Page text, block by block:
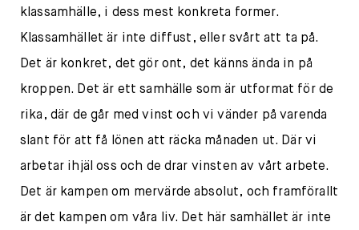
klassamhälle, i dess mest konkreta former.
Klassamhället är inte diffust, eller svårt att ta på.
Det är konkret, det gör ont, det känns ända in på
kroppen. Det är ett samhälle som är utformat för de
rika, där de går med vinst och vi vänder på varenda
slant för att få lönen att räcka månaden ut. Där vi
arbetar ihjäl oss och de drar vinsten av vårt arbete.
Det är kampen om mervärde absolut, och framförallt
är det kampen om våra liv. Det här samhället är inte